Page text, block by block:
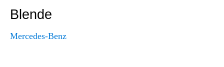
Blende
Mercedes-Benz